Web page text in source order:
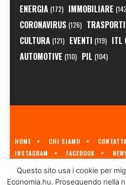
ENERGIA (172) IMMOBILIARE
CORONAVIRUS (126) TRASPORTI
CULTURA (121) EVENTI (119) ITL
AUTOMOTIVE (110) PIL (104)
HOME CHI SIAMO
INSTAGRAM
FACEBOOK
ECONOMIA.HU È IL PRIMO GIORNALE
A CURA DIITL GROUP
Questo sito usa i cookie per
Economia.hu. Proseguendo nella